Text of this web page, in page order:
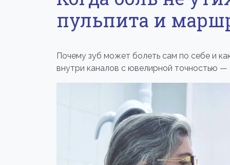
пульпита и
Почему зуб может болеть сам по себе и
внутри каналов с ювелирной точностью